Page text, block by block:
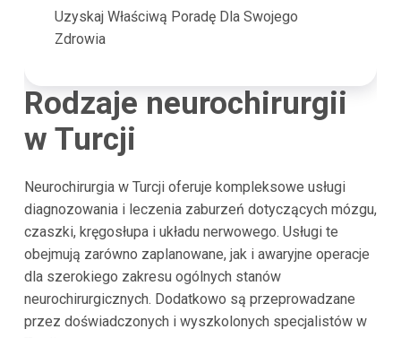
Uzyskaj Właściwą Poradę Dla Swojego
Zdrowia
Rodzaje neurochirurgii
w Turcji
Neurochirurgia w Turcji oferuje kompleksowe usługi
diagnozowania i leczenia zaburzeń dotyczących mózgu,
czaszki, kręgosłupa i układu nerwowego. Usługi te
obejmują zarówno zaplanowane, jak i awaryjne operacje
dla szerokiego zakresu ogólnych stanów
neurochirurgicznych. Dodatkowo są przeprowadzane
przez doświadczonych i wyszkolonych specjalistów w